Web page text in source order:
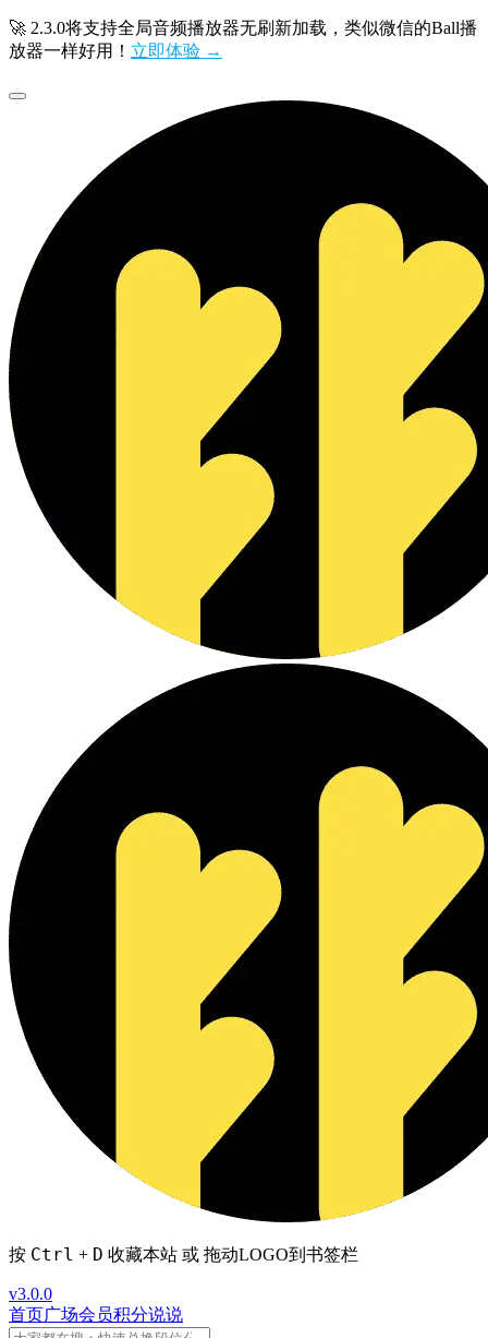
🚀 2.3.0将支持全局音频播放器无刷新加载，类似微信的Ball播
放器一样好用！ 立即体验 →
按 Ctrl + D 收藏本站 或 拖动LOGO到书签栏
v3.0.0
首页广场会员积分说说